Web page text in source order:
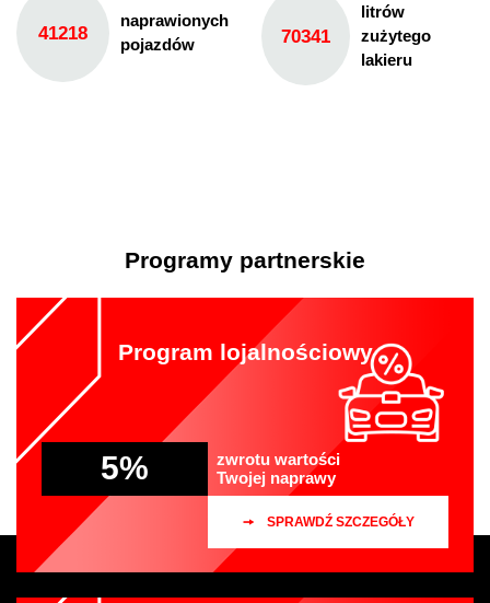
41218
naprawionych
pojazdów
70341
litrów
zużytego
lakieru
Programy partnerskie
Program lojalnościowy
5%
zwrotu wartości
Twojej naprawy
SPRAWDŹ SZCZEGÓŁY